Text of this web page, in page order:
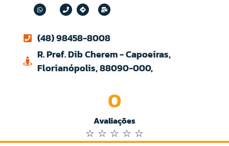
(48) 98458-8008
R. Pref. Dib Cherem - Capoeiras,
Florianópolis, 88090-000,
Avaliações
0
☆ ☆ ☆ ☆ ☆